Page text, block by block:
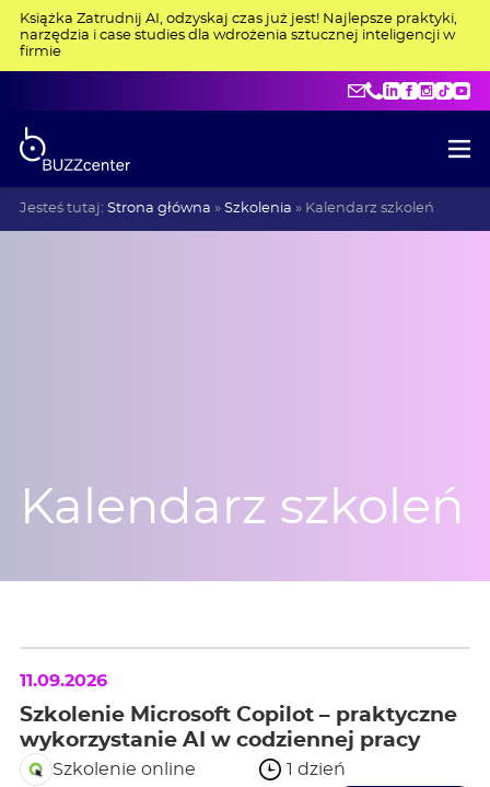
Książka Zatrudnij AI, odzyskaj czas już jest! Najlepsze praktyki,
narzędzia i case studies dla wdrożenia sztucznej inteligencji w
firmie
+48 515 275
LinkedIn
Jesteś tutaj: Strona główna » Szkolenia » Kalendarz szkoleń
Kalendarz szkoleń
11.09.2026
Szkolenie Microsoft Copilot – praktyczne
wykorzystanie AI w codziennej pracy
Szkolenie online 1 dzień